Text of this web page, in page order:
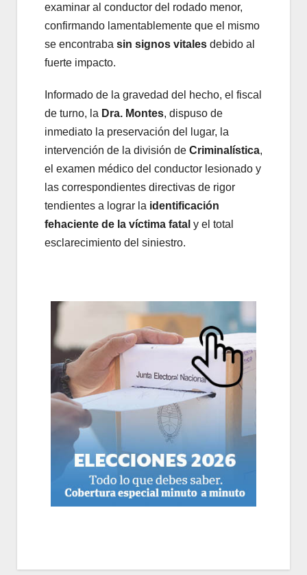
examinar al conductor del rodado menor,
confirmando lamentablemente que el mismo
se encontraba sin signos vitales debido al
fuerte impacto.
Informado de la gravedad del hecho, el fiscal
de turno, la Dra. Montes, dispuso de
inmediato la preservación del lugar, la
intervención de la división de Criminalística,
el examen médico del conductor lesionado y
las correspondientes directivas de rigor
tendientes a lograr la identificación
fehaciente de la víctima fatal y el total
esclarecimiento del siniestro.